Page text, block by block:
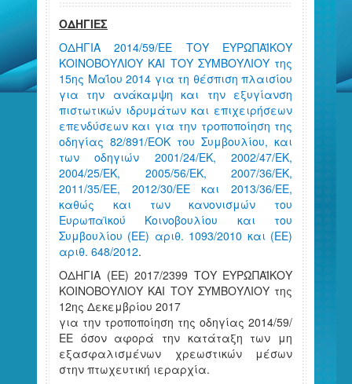
ΟΔΗΓΙΕΣ
ΟΔΗΓΙΑ 2014/59/ΕΕ ΤΟΥ ΕΥΡΩΠΑΪΚΟΥ
ΚΟΙΝΟΒΟΥΛΙΟΥ ΚΑΙ ΤΟΥ ΣΥΜΒΟΥΛΙΟΥ της
15ης Μαΐου 2014 για τη θέσπιση πλαισίου
για την ανάκαμψη και την εξυγίανση
πιστωτικών ιδρυμάτων και επιχειρήσεων
επενδύσεων και για την τροποποίηση της
οδηγίας 82/891/ΕΟΚ του Συμβουλίου, και
των οδηγιών 2001/24/ΕΚ, 2002/47/ΕΚ,
2004/25/ΕΚ, 2005/56/ΕΚ, 2007/36/ΕΚ,
2011/35/ΕΕ, 2012/30/ΕΕ και 2013/36/ΕΕ,
καθώς και των κανονισμών του
Ευρωπαϊκού Κοινοβουλίου και του
Συμβουλίου (ΕΕ) αριθ. 1093/2010 και (ΕΕ)
αριθ. 648/2012.
ΟΔΗΓΙΑ (ΕΕ) 2017/2399 ΤΟΥ ΕΥΡΩΠΑΪΚΟΥ
ΚΟΙΝΟΒΟΥΛΙΟΥ ΚΑΙ ΤΟΥ ΣΥΜΒΟΥΛΙΟΥ της
12ης Δεκεμβρίου 2017
για την τροποποίηση της οδηγίας 2014/59/
ΕΕ όσον αφορά την κατάταξη των μη
εξασφαλισμένων χρεωστικών μέσων
στην πτωχευτική ιεραρχία.